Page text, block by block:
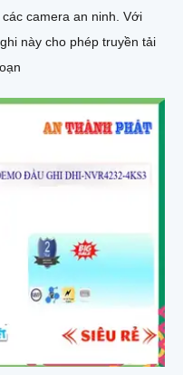
camera an ninh. Với
này cho phép truyền tải